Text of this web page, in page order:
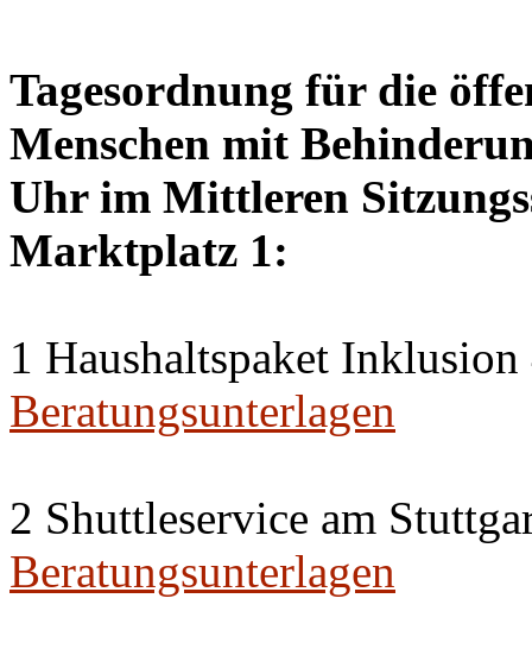
Tagesordnung für die
Menschen mit
Uhr im Mittleren
Marktplatz 1:
1 Haushaltspaket Inklusion
Beratungsunterlagen
2 Shuttleservice am
Beratungsunterlagen